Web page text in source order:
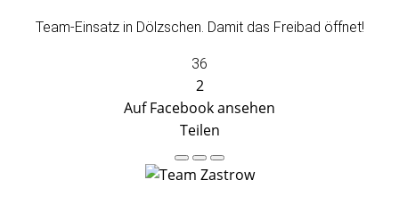
Team-Einsatz in Dölzschen. Damit das Freibad öffnet!
36
2
Auf Facebook ansehen
Teilen